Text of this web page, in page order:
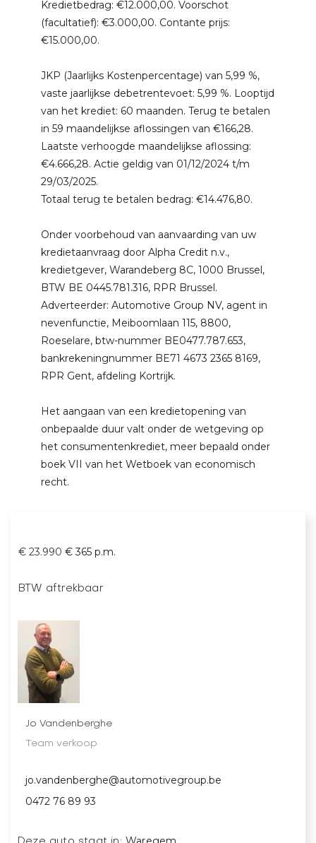
Kredietbedrag: €12.000,00. Voorschot
(facultatief): €3.000,00. Contante prijs:
€15.000,00.
JKP (Jaarlijks Kostenpercentage) van 5,99 %,
vaste jaarlijkse debetrentevoet: 5,99 %. Looptijd
van het krediet: 60 maanden. Terug te betalen
in 59 maandelijkse aflossingen van €166,28.
Laatste verhoogde maandelijkse aflossing:
€4.666,28. Actie geldig van 01/12/2024 t/m
29/03/2025.
Totaal terug te betalen bedrag: €14.476,80.
Onder voorbehoud van aanvaarding van uw
kredietaanvraag door Alpha Credit n.v.,
kredietgever, Warandeberg 8C, 1000 Brussel,
BTW BE 0445.781.316, RPR Brussel.
Adverteerder: Automotive Group NV, agent in
nevenfunctie, Meiboomlaan 115, 8800,
Roeselare, btw-nummer BE0477.787.653,
bankrekeningnummer BE71 4673 2365 8169,
RPR Gent, afdeling Kortrijk.
Het aangaan van een kredietopening van
onbepaalde duur valt onder de wetgeving op
het consumentenkrediet, meer bepaald onder
boek VII van het Wetboek van economisch
recht.
€ 23.990 € 365 p.m.
BTW aftrekbaar
Jo Vandenberghe
Team verkoop
jo.vandenberghe@automotivegroup.be
0472 76 89 93